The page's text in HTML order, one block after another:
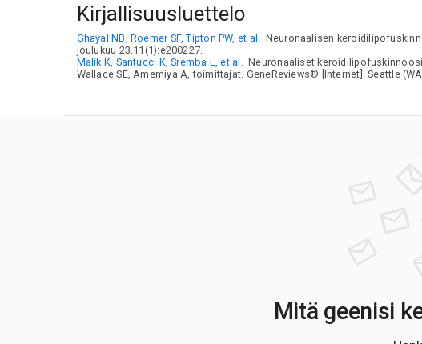
Kirjallisuusluettelo
Ghayal NB, Roemer SF, Tipton PW, et al. Neuronaalisen
joulukuu 23.11(1):e200227.
Malik K, Santucci K, Sremba L, et al. Neuronaaliset
Wallace SE, Amemiya A, toimittajat. GeneReviews® [Internet]. Seattle
Mitä geenisi